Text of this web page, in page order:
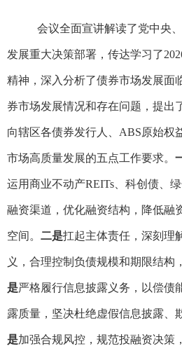
会议全面宣讲解读了党中央
发展重大决策部署，传达学习了
精神，深入分析了债券市场发展面
券市场发展情况和存在问题，提出
向辖区各债券发行人、 ABS原始权
市场高质量发展的五点工作要求。
运用商业不动产REITs、科创债、
融资渠道，优化融资结构 ， 降低融
空间。 二是扛起主体责任，深刻理
义，合理控制负债规模和期限结构
是严格履行信息披露义务， 以偿债
露质量，坚决杜绝虚假信息披露、
是加强合规风控，规范投融资决策